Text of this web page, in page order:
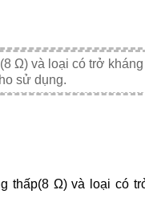
Ω) và loại có trở kháng
sử dụng.
thấp(8 Ω) và loại có